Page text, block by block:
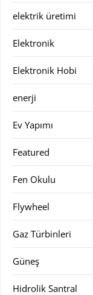
elektrik üretimi
Elektronik
Elektronik Hobi
enerji
Ev Yapımı
Featured
Fen Okulu
Flywheel
Gaz Türbinleri
Güneş
Hidrolik Santral